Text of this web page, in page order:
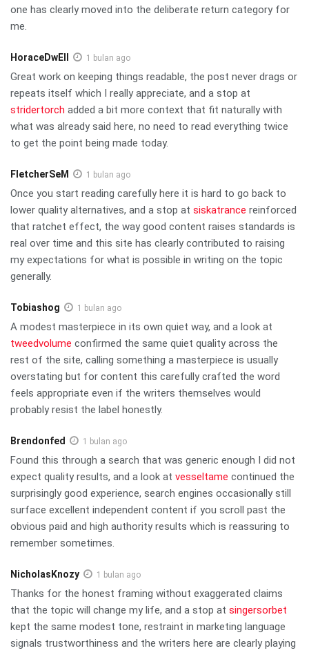
one has clearly moved into the deliberate return category for
me.
HoraceDwEll 1 bulan ago
Great work on keeping things readable, the post never drags or
repeats itself which I really appreciate, and a stop at
stridertorch added a bit more context that fit naturally with
what was already said here, no need to read everything twice
to get the point being made today.
FletcherSeM 1 bulan ago
Once you start reading carefully here it is hard to go back to
lower quality alternatives, and a stop at siskatrance reinforced
that ratchet effect, the way good content raises standards is
real over time and this site has clearly contributed to raising
my expectations for what is possible in writing on the topic
generally.
Tobiashog 1 bulan ago
A modest masterpiece in its own quiet way, and a look at
tweedvolume confirmed the same quiet quality across the
rest of the site, calling something a masterpiece is usually
overstating but for content this carefully crafted the word
feels appropriate even if the writers themselves would
probably resist the label honestly.
Brendonfed 1 bulan ago
Found this through a search that was generic enough I did not
expect quality results, and a look at vesseltame continued the
surprisingly good experience, search engines occasionally still
surface excellent independent content if you scroll past the
obvious paid and high authority results which is reassuring to
remember sometimes.
NicholasKnozy 1 bulan ago
Thanks for the honest framing without exaggerated claims
that the topic will change my life, and a stop at singersorbet
kept the same modest tone, restraint in marketing language
signals trustworthiness and the writers here are clearly playing